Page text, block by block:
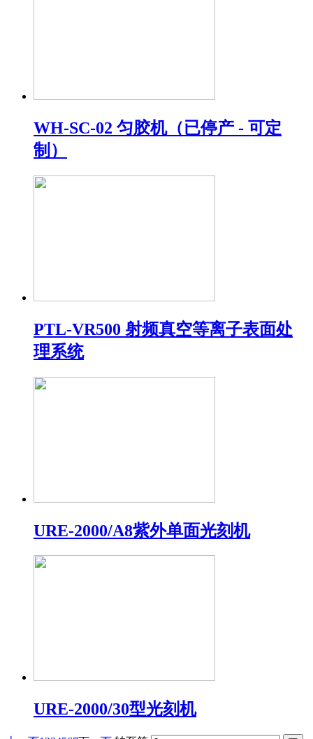
WH-SC-02 匀胶机（已停产 - 可定
制）
PTL-VR500 射频真空等离子表面处
理系统
URE-2000/A8紫外单面光刻机
URE-2000/30型光刻机